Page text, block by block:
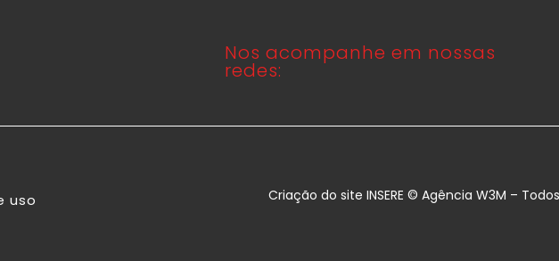
Nos acompanhe em nossas
redes:
uso Criação do site INSERE © Agência W3M –